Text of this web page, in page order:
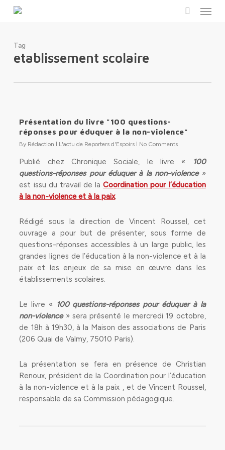
Menu
Tag
etablissement scolaire
Présentation du livre "100 questions-
réponses pour éduquer à la non-violence"
By Rédaction L'actu de Reporters d'Espoirs No Comments
Publié chez Chronique Sociale, le livre «
100
questions-réponses pour éduquer à la non-violence»
est issu du travail de laCoordination pour l’éducation
à la non-violence et à la paix.
Rédigé sous la direction de Vincent Roussel, cet
ouvrage a pour but de présenter, sous forme de
questions-réponses accessibles à un large public, les
grandes lignes de l’éducation à la non-violence et à la
paix et les enjeux de sa mise en œuvre dans les
établissements scolaires.
Le livre «
100 questions-réponses pour éduquer à la
non-violence» sera présenté le mercredi 19 octobre,
de 18h à 19h30, à la Maison des associations de Paris
(206 Quai de Valmy, 75010 Paris).
La présentation se fera en présence de Christian
Renoux, président de la Coordination pour l’éducation
à la non-violence et à la paix , et de Vincent Roussel,
responsable de sa Commission pédagogique.